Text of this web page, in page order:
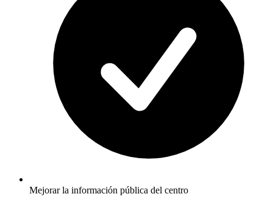
Mejorar la información pública del centro